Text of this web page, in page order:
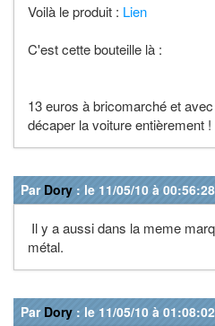
Voilà le produit : Lien
C'est cette bouteille là :
13 euros à bricomarché et
décaper la voiture entièrement !
Par Dory : le 11/05/10 à 00:56:28
Il y a aussi dans la meme
métal.
Par Dory : le 11/05/10 à 01:08:02